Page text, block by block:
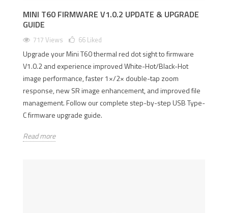
MINI T60 FIRMWARE V1.0.2 UPDATE & UPGRADE
GUIDE
717 Views 66 Liked
Upgrade your Mini T60 thermal red dot sight to firmware
V1.0.2 and experience improved White-Hot/Black-Hot
image performance, faster 1×/2× double-tap zoom
response, new SR image enhancement, and improved file
management. Follow our complete step-by-step USB Type-
C firmware upgrade guide.
Read more